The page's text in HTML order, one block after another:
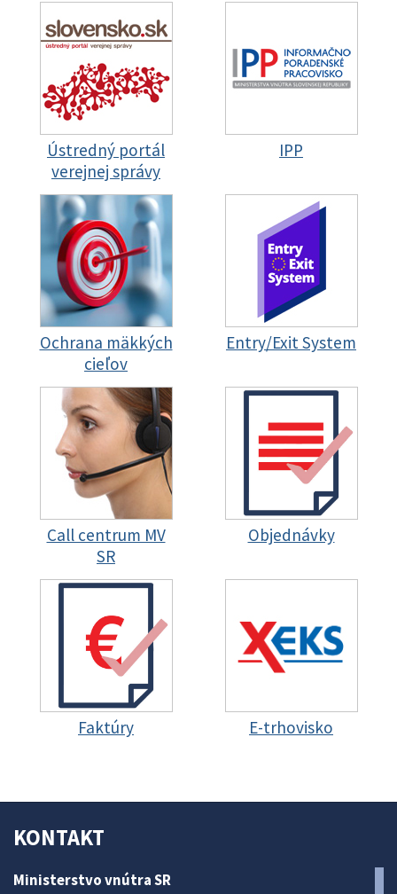
Ústredný portál
verejnej správy
IPP
Ochrana mäkkých
cieľov
Entry/Exit System
Call centrum MV
SR
Objednávky
Faktúry E-trhovisko
KONTAKT
Ministerstvo vnútra SR